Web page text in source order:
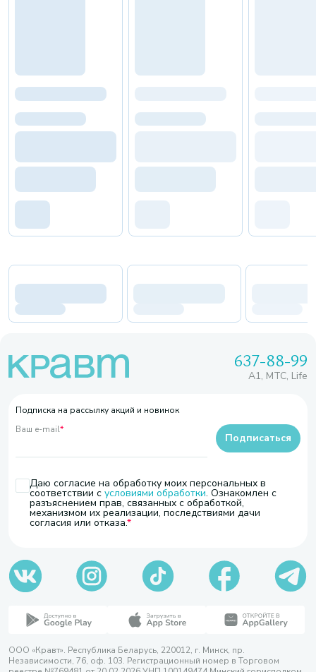
637-88-99
A1, МТС, Life
Подписка на рассылку акций и новинок
Ваш e-mail*
Даю согласие на обработку моих персональных в
соответствии с условиями обработки. Ознакомлен с
разъяснением прав, связанных с обработкой,
механизмом их реализации, последствиями дачи
согласия или отказа.
Подписаться
ООО «Кравт». Республика Беларусь, 220012, г. Минск, пр.
Независимости, 76, оф. 103. Регистрационный номер в Торговом